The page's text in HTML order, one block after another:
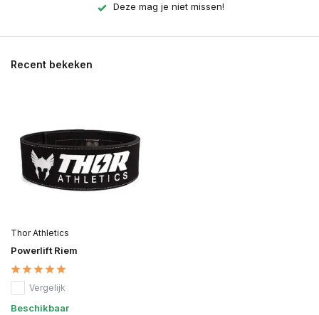
Deze mag je niet missen!
Recent bekeken
Thor Athletics
Powerlift Riem
Vergelijk
Beschikbaar